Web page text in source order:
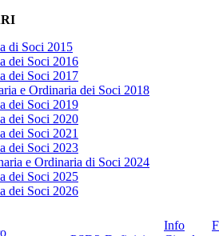
di Soci 2015
dei Soci 2016
dei Soci 2017
e Ordinaria dei Soci 2018
dei Soci 2019
dei Soci 2020
dei Soci 2021
dei Soci 2023
e Ordinaria di Soci 2024
dei Soci 2025
dei Soci 2026
Info